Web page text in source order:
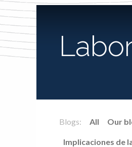
Blogs: All Our
Implicaciones de